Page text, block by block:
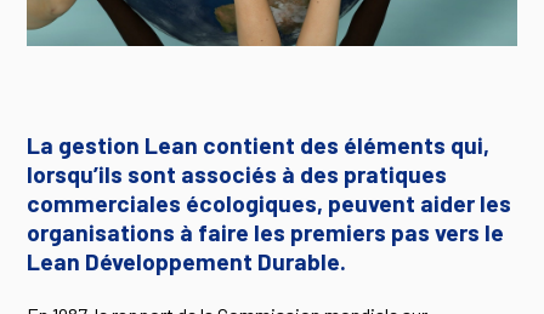
La gestion Lean contient des éléments qui,
lorsqu’ils sont associés à des pratiques
commerciales écologiques, peuvent aider les
organisations à faire les premiers pas vers le
Lean Développement Durable.